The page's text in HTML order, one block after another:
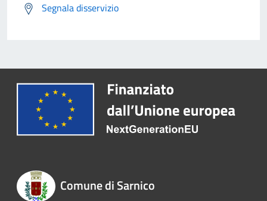
Segnala disservizio
Comune di Sarnico